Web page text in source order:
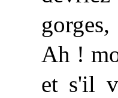
Ah !
et s'il